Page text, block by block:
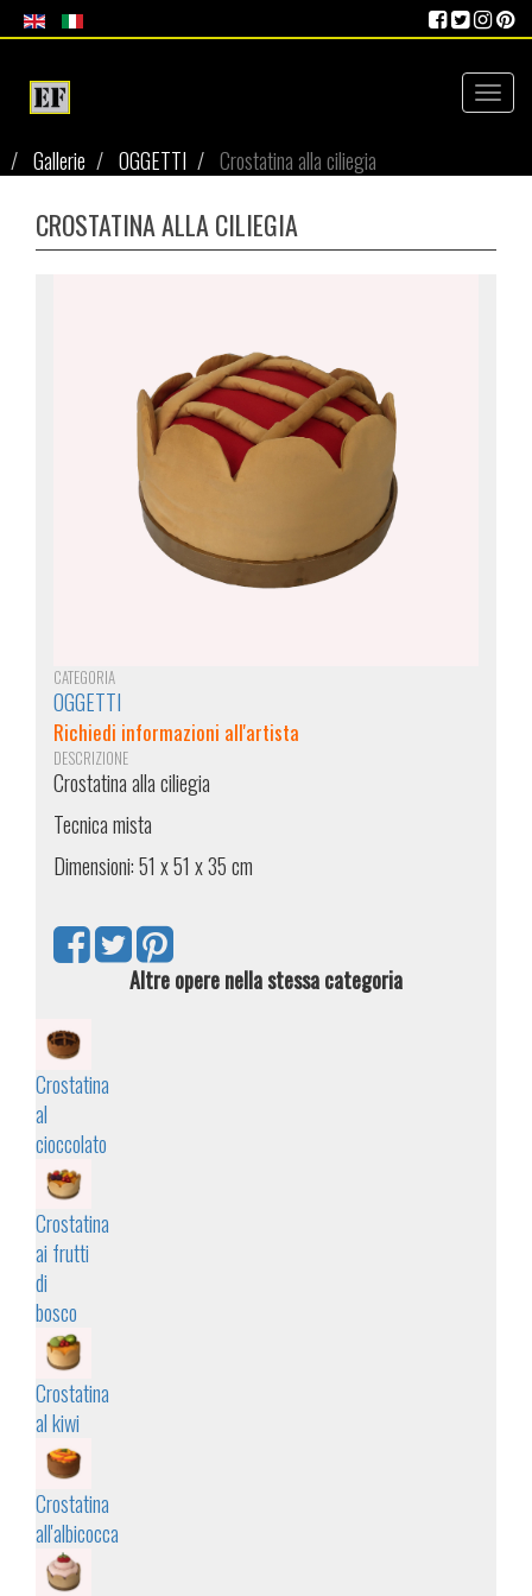
Gallerie
OGGETTI Crostatina alla ciliegia
CROSTATINA ALLA CILIEGIA
CATEGORIA
OGGETTI
Richiedi informazioni all'artista
DESCRIZIONE
Crostatina alla ciliegia
Tecnica mista
Dimensioni: 51 x 51 x 35 cm
Altre opere nella stessa categoria
Crostatina
al
cioccolato
Crostatina
ai frutti
di
bosco
Crostatina
al kiwi
Crostatina
all'albicocca